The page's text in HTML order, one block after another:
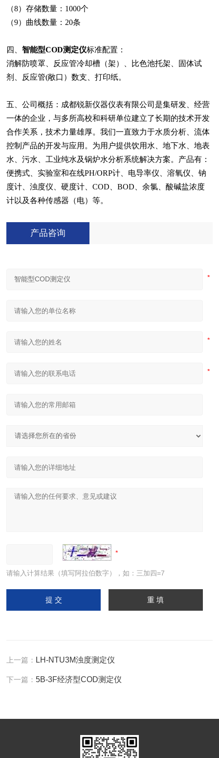
（8）存储数量：1000个
（9）曲线数量：20条
四、智能型COD测定仪标准配置：
消解防喷罩、反应管冷却槽（架）、比色池托架、固体试
剂、反应管(敞口）数支、打印纸。
五、公司概括：成都锐新仪器仪表有限公司是集研发、经营
一体的企业，与多所高校和科研单位建立了长期的技术开发
合作关系，技术力量雄厚。我们一直致力于水质分析、流体
控制产品的开发与应用。为用户提供饮用水、地下水、地表
水、污水、工业纯水及锅炉水分析系统解决方案。产品有：
便携式、实验室和在线PH/ORP计、电导率仪、溶氧仪、钠
度计、浊度仪、硬度计、COD、BOD、余氯、酸碱盐浓度
计以及各种传感器（电）等。
产品咨询
请输入计算结果（填写阿拉伯数字），如：三加四=7
上一篇： LH-NTU3M浊度测定仪
下一篇：5B-3F经济型COD测定仪